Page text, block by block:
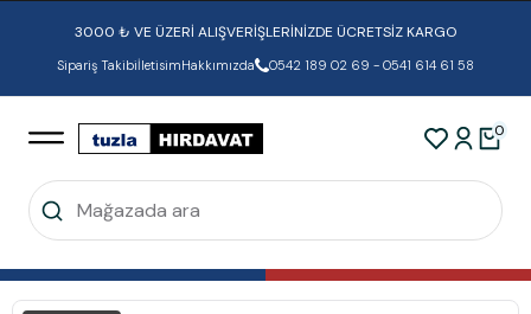
3000 ₺ VE ÜZERİ ALIŞVERİŞLERİNİZDE ÜCRETSİZ KARGO
Sipariş TakibiİletisimHakkımızda 0542 189 02 69 - 0541 614 61 58
0